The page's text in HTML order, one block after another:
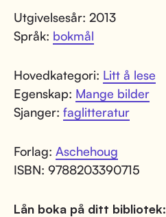
Utgivelsesår: 2013
Språk: bokmål
Hovedkategori: Litt å lese
Egenskap: Mange bilder
Sjanger: faglitteratur
Forlag: Aschehoug
ISBN: 9788203390715
Lån boka på ditt bibliotek: